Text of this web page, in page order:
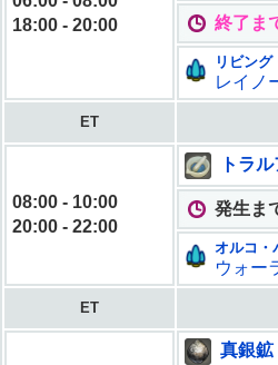
18:00 - 20:00
終了ま
リビング
レイノ
ET
08:00 - 10:00
20:00 - 22:00
トラ
発生ま
オルコ・
ウォー
ET
真銀鉱